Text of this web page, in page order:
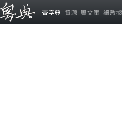
查字典 資源 粵文庫 細數據